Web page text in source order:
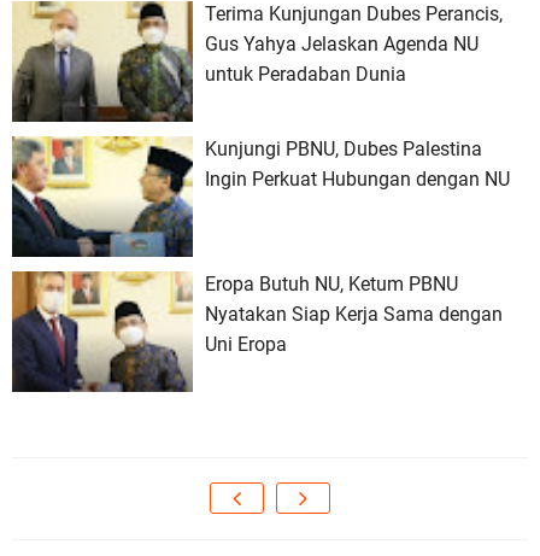
Terima Kunjungan Dubes Perancis,
Gus Yahya Jelaskan Agenda NU
untuk Peradaban Dunia
Kunjungi PBNU, Dubes Palestina
Ingin Perkuat Hubungan dengan NU
Eropa Butuh NU, Ketum PBNU
Nyatakan Siap Kerja Sama dengan
Uni Eropa